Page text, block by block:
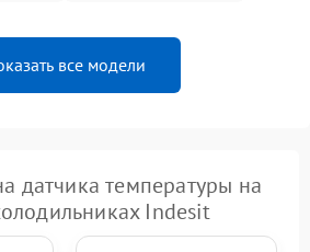
все модели
датчика температуры на
Indesit